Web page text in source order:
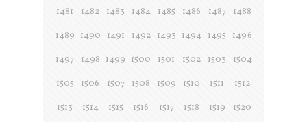
1481
1482 1483 1484 1485 1486 1487
1488
1489 1490 1491 1492 1493 1494 1495
1496
1497
1498 1499 1500 1501 1502 1503
1504
1505
1506 1507 1508 1509 1510 1511
1512
1513
1514 1515 1516 1517 1518 1519
1520